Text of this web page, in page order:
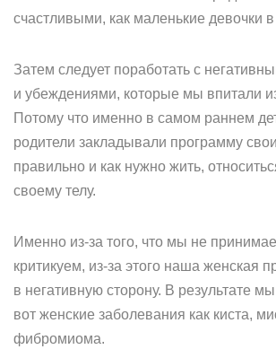
счастливыми, как маленькие девочки в
Затем следует поработать с
и убеждениями, которые мы впитали
Потому что именно в самом раннем
родители закладывали программу
правильно и как нужно жить,
своему телу.
Именно из-за того, что мы не
критикуем, из-за этого наша женская
в негативную сторону. В результате
вот женские заболевания как киста,
фибромиома.